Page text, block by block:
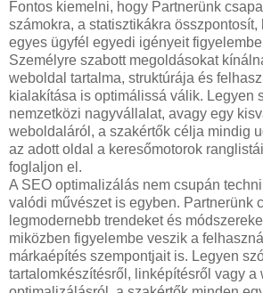
Fontos kiemelni, hogy Partnerünk
számokra, a statisztikákra összpontosít,
egyes ügyfél egyedi igényeit
Személyre szabott megoldásokat
weboldal tartalma, struktúrája és
kialakítása is optimálissá válik. Legyen
nemzetközi nagyvállalat, avagy egy
weboldaláról, a szakértők célja mindig
az adott oldal a keresőmotorok
foglaljon el.
A SEO optimalizálás nem csupán
valódi művészet is egyben. Partnerünk
legmodernebb trendeket és
miközben figyelembe veszik a
márkaépítés szempontjait is. Legyen
tartalomkészítésről, linképítésről vagy a